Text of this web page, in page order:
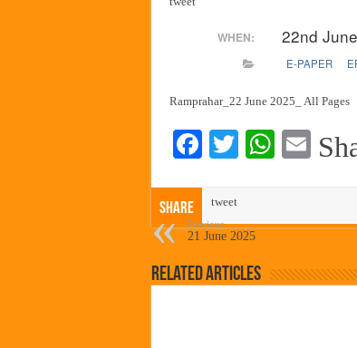
हर घर तिरंगा
कामोठे येथे
छत्रपती शिवाजी
WHEN: 22nd
E-PAPER
Ramprahar_22 June 2025_ All Pages
Fa
bo
ok
T
r
W
A
E
Share tweet
Previous
21 June 2025
Related Articles